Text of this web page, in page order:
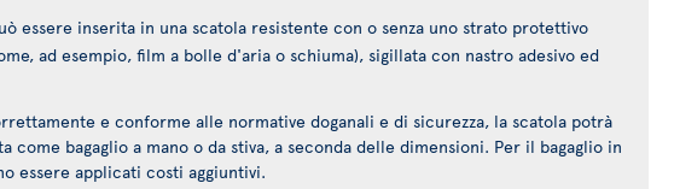
essere inserita in una scatola resistente con o senza uno strato protettivo
ad esempio, film a bolle d'aria o schiuma), sigillata con nastro adesivo ed
e conforme alle normative doganali e di sicurezza, la scatola potrà
come bagaglio a mano o da stiva, a seconda delle dimensioni. Per il bagaglio in
essere applicati costi aggiuntivi.